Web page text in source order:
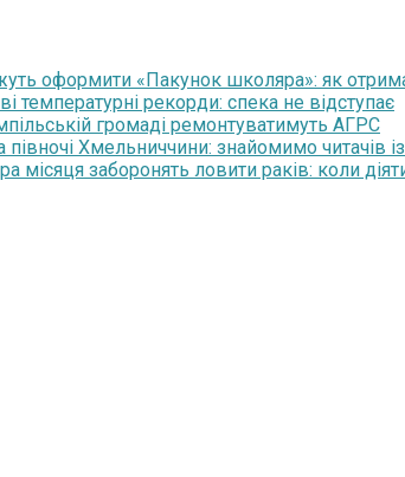
оформити «Пакунок школяра»: як
температурні рекорди: спека не відступає
громаді ремонтуватимуть АГРС
Хмельниччини: знайомимо читачів із
місяця заборонять ловити раків: коли